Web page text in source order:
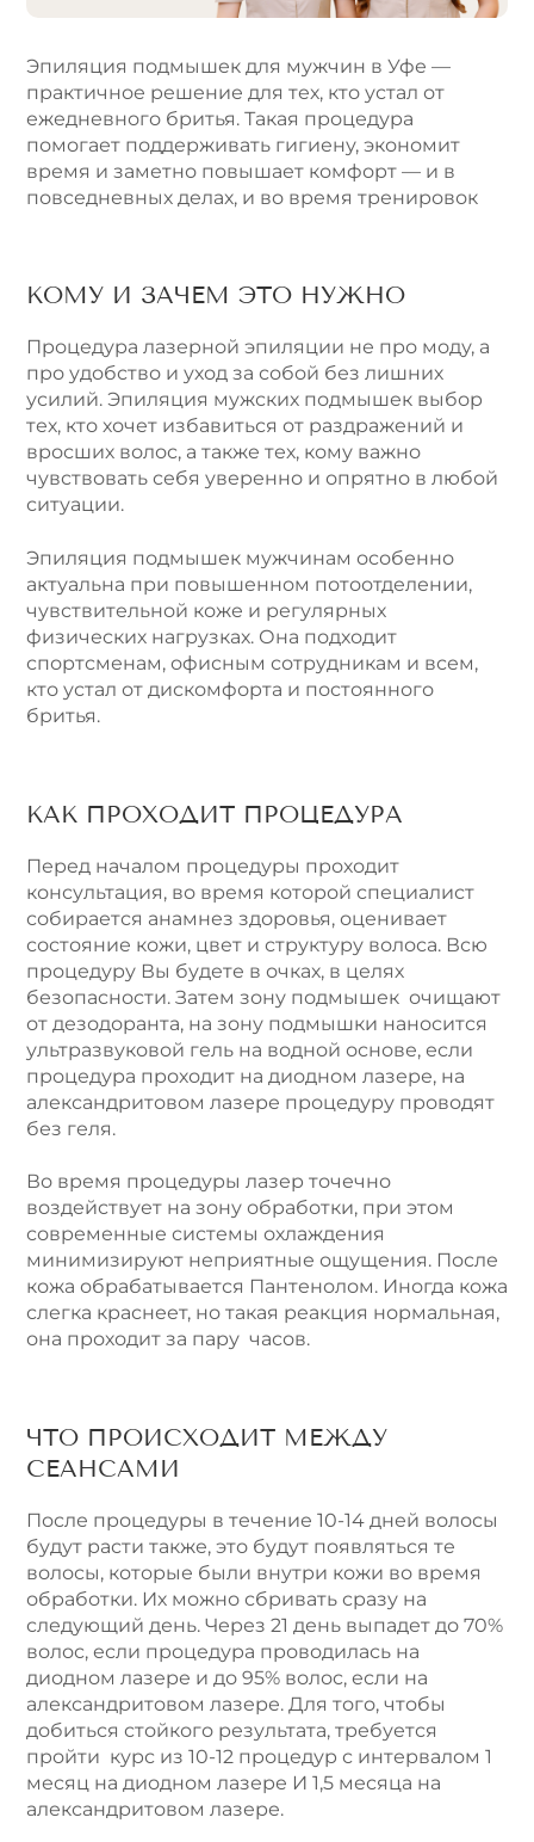
Эпиляция подмышек для мужчин в Уфе —
практичное решение для тех, кто устал от
ежедневного бритья. Такая процедура
помогает поддерживать гигиену, экономит
время и заметно повышает комфорт — и в
повседневных делах, и во время тренировок
КОМУ И ЗАЧЕМ ЭТО НУЖНО
Процедура лазерной эпиляции не про моду, а
про удобство и уход за собой без лишних
усилий. Эпиляция мужских подмышек выбор
тех, кто хочет избавиться от раздражений и
вросших волос, а также тех, кому важно
чувствовать себя уверенно и опрятно в любой
ситуации.
Эпиляция подмышек мужчинам особенно
актуальна при повышенном потоотделении,
чувствительной коже и регулярных
физических нагрузках. Она подходит
спортсменам, офисным сотрудникам и всем,
кто устал от дискомфорта и постоянного
бритья.
КАК ПРОХОДИТ ПРОЦЕДУРА
Перед началом процедуры проходит
консультация, во время которой специалист
собирается анамнез здоровья, оценивает
состояние кожи, цвет и структуру волоса. Всю
процедуру Вы будете в очках, в целях
безопасности. Затем зону подмышек очищают
от дезодоранта, на зону подмышки наносится
ультразвуковой гель на водной основе, если
процедура проходит на диодном лазере, на
александритовом лазере процедуру проводят
без геля.
Во время процедуры лазер точечно
воздействует на зону обработки, при этом
современные системы охлаждения
минимизируют неприятные ощущения. После
кожа обрабатывается Пантенолом. Иногда кожа
слегка краснеет, но такая реакция нормальная,
она проходит за пару часов.
ЧТО ПРОИСХОДИТ МЕЖДУ
СЕАНСАМИ
После процедуры в течение 10-14 дней волосы
будут расти также, это будут появляться те
волосы, которые были внутри кожи во время
обработки. Их можно сбривать сразу на
следующий день. Через 21 день выпадет до 70%
волос, если процедура проводилась на
диодном лазере и до 95% волос, если на
александритовом лазере. Для того, чтобы
добиться стойкого результата, требуется
пройти курс из 10-12 процедур с интервалом 1
месяц на диодном лазере И 1,5 месяца на
александритовом лазере.